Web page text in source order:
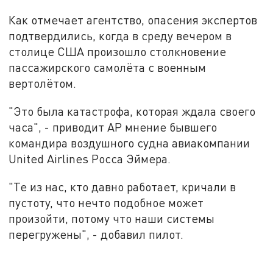
Как отмечает агентство, опасения экспертов
подтвердились, когда в среду вечером в
столице США произошло столкновение
пассажирского самолёта с военным
вертолётом.
"Это была катастрофа, которая ждала своего
часа", - приводит AP мнение бывшего
командира воздушного судна авиакомпании
United Airlines Росса Эймера.
"Те из нас, кто давно работает, кричали в
пустоту, что нечто подобное может
произойти, потому что наши системы
перегружены", - добавил пилот.